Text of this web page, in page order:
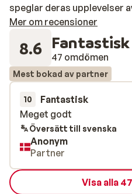
speglar deras upplevelser
Mer om recensioner
8.6 Fantastisk
47 omdömen
Mest bokad av partner
10 Fantastisk
Meget godt
Meget godt
Översätt till svenska
Anonym
Partner
Visa alla